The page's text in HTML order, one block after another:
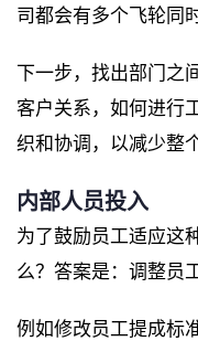
司都会有多个飞轮同
下一步，找出部门之
客户关系，如何进行
织和协调，以减少整
内部人员投入
为了鼓励员工适应这
么？答案是：调整员
例如修改员工提成标